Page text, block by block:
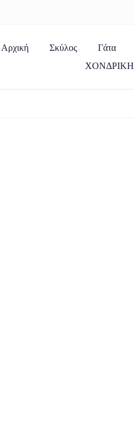
Αρχική Σκύλος Γάτα
ΧΟΝΔΡΙΚΗ